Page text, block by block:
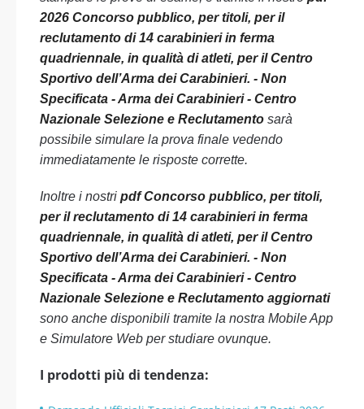
2026 Concorso pubblico, per titoli, per il
reclutamento di 14 carabinieri in ferma
quadriennale, in qualità di atleti, per il Centro
Sportivo dell’Arma dei Carabinieri. - Non
Specificata - Arma dei Carabinieri - Centro
Nazionale Selezione e Reclutamento sarà
possibile simulare la prova finale vedendo
immediatamente le risposte corrette.
Inoltre i nostri pdf Concorso pubblico, per titoli,
per il reclutamento di 14 carabinieri in ferma
quadriennale, in qualità di atleti, per il Centro
Sportivo dell’Arma dei Carabinieri. - Non
Specificata - Arma dei Carabinieri - Centro
Nazionale Selezione e Reclutamento aggiornati
sono anche disponibili tramite la nostra Mobile App
e Simulatore Web per studiare ovunque.
I prodotti più di tendenza: